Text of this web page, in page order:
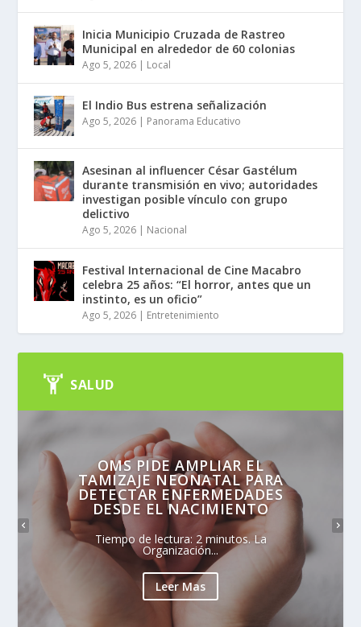
Inicia Municipio Cruzada de Rastreo
Municipal en alrededor de 60 colonias
Ago 5, 2026 | Local
El Indio Bus estrena señalización
Ago 5, 2026 | Panorama Educativo
Asesinan al influencer César Gastélum
durante transmisión en vivo; autoridades
investigan posible vínculo con grupo
delictivo
Ago 5, 2026 | Nacional
Festival Internacional de Cine Macabro
celebra 25 años: “El horror, antes que un
instinto, es un oficio”
Ago 5, 2026 | Entretenimiento
SALUD
OMS PIDE AMPLIAR EL
TAMIZAJE NEONATAL PARA
DETECTAR ENFERMEDADES
DESDE EL NACIMIENTO
Tiempo de lectura: 2 minutos. La
Organización...
Leer Mas